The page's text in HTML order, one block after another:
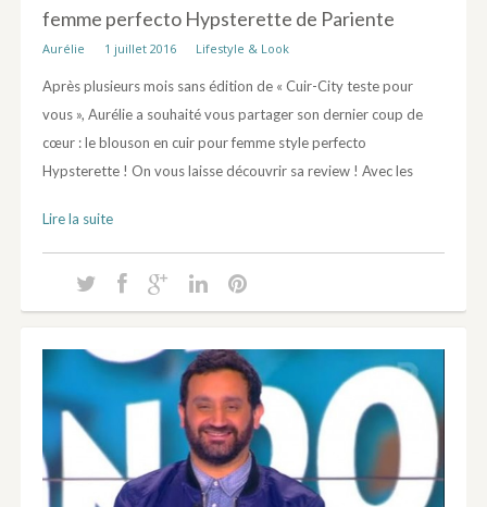
femme perfecto Hypsterette de Pariente
Aurélie 1 juillet 2016 Lifestyle & Look
Après plusieurs mois sans édition de « Cuir-City teste pour
vous », Aurélie a souhaité vous partager son dernier coup de
cœur : le blouson en cuir pour femme style perfecto
Hypsterette ! On vous laisse découvrir sa review ! Avec les
Lire la suite